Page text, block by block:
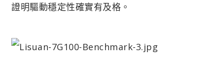
證明驅動穩定性確實有及格。